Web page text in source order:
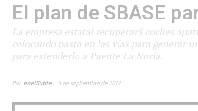
El plan de SBASE
La empresa estatal recuperará coches
colocando pasto en las vías para generar
para extenderlo a Puente La Noria.
Por enelSubte 8 de septiembre de 2014